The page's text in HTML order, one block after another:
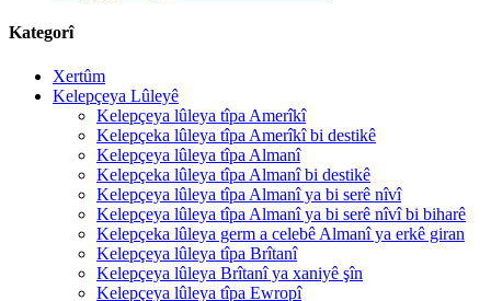
Kategorî
Xertûm
Kelepçeya Lûleyê
Kelepçeya lûleya tîpa Amerîkî
Kelepçeka lûleya tîpa Amerîkî bi destikê
Kelepçeya lûleya tîpa Almanî
Kelepçeka lûleya tîpa Almanî bi destikê
Kelepçeya lûleya tîpa Almanî ya bi serê nîvî
Kelepçeya lûleya tîpa Almanî ya bi serê nîvî bi biharê
Kelepçeka lûleya germ a celebê Almanî ya erkê giran
Kelepçeya lûleya tîpa Brîtanî
Kelepçeya lûleya Brîtanî ya xaniyê şîn
Kelepçeya lûleya tîpa Ewropî